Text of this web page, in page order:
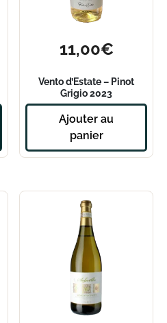
11,00€
Vento d’Estate – Pinot
Grigio 2023
Ajouter au
panier